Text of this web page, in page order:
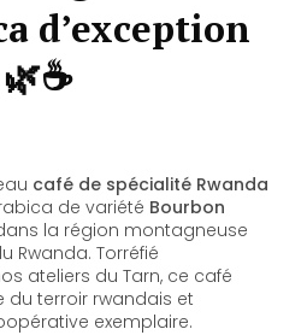
d’exception
🌿☕
café de spécialité Rwanda
de variété Bourbon
la région montagneuse
Rwanda. Torréfié
ateliers du Tarn, ce café
du terroir rwandais et
exemplaire.